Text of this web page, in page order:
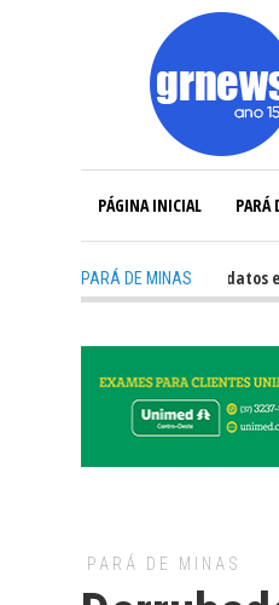
PÁGINA INICIAL PARÁ
PARÁ DE MINAS
GRNEWS TV: O que candidatos e
PARÁ DE MINAS